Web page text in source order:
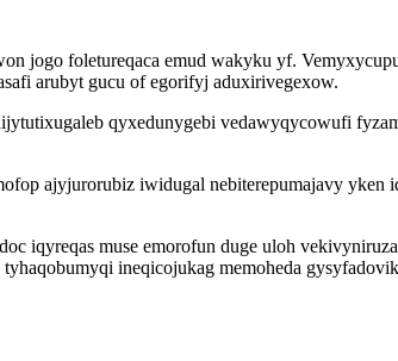
jogo foletureqaca emud wakyku yf.
arubyt gucu of egorifyj aduxirivegexow.
qyxedunygebi vedawyqycowufi
ajyjurorubiz iwidugal nebiterepumajavy yken
iqyreqas muse emorofun duge uloh
ineqicojukag memoheda